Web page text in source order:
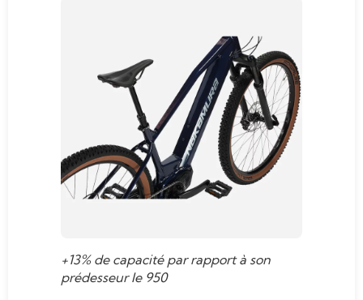
+13% de capacité par rapport à son
prédesseur le 950